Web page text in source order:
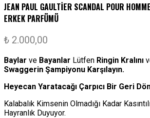
JEAN PAUL GAULTİER SCANDAL POUR
ERKEK PARFÜMÜ
₺ 2.000,00
Baylar ve Bayanlar Lütfen Ringin Kralını
Swaggerin Şampiyonu Karşılayın.
Heyecan Yaratacağı Çarpıcı Bir Geri
Kalabalık Kimsenin Olmadığı Kadar
Hayranlık Duyuyor.